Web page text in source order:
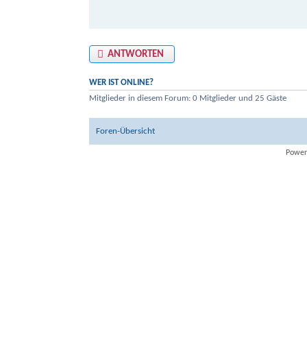
ANTWORTEN
WER IST ONLINE?
Mitglieder in diesem Forum: 0 Mitglieder und 25 Gäste
Foren-Übersicht